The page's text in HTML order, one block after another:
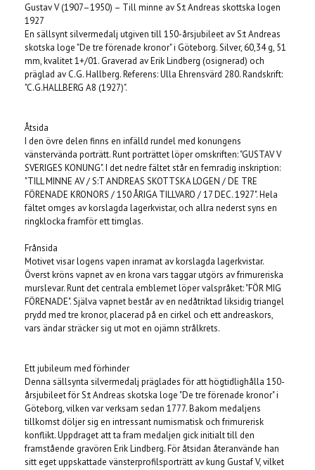
Gustav V (1907–1950) – Till minne av S:t Andreas skottska logen
1927
En sällsynt silvermedalj utgiven till 150-årsjubileet av S:t Andreas
skotska loge "De tre förenade kronor" i Göteborg. Silver, 60,34 g, 51
mm, kvalitet 1+/01. Graverad av Erik Lindberg (osignerad) och
präglad av C.G. Hallberg. Referens: Ulla Ehrensvärd 280. Randskrift:
"C.G.HALLBERG A8 (1927)".
Åtsida
I den övre delen finns en infälld rundel med konungens
vänstervända porträtt. Runt porträttet löper omskriften: "GUSTAV V
SVERIGES KONUNG". I det nedre fältet står en femradig inskription:
"TILL MINNE AV / S:T ANDREAS SKOTTSKA LOGEN / DE TRE
FÖRENADE KRONORS / 150 ÅRIGA TILLVARO / 17 DEC. 1927". Hela
fältet omges av korslagda lagerkvistar, och allra nederst syns en
ringklocka framför ett timglas.
Frånsida
Motivet visar logens vapen inramat av korslagda lagerkvistar.
Överst kröns vapnet av en krona vars taggar utgörs av frimureriska
murslevar. Runt det centrala emblemet löper valspråket: "FÖR MIG
FÖRENADE". Själva vapnet består av en nedåtriktad liksidig triangel
prydd med tre kronor, placerad på en cirkel och ett andreaskors,
vars ändar sträcker sig ut mot en ojämn strålkrets.
Ett jubileum med förhinder
Denna sällsynta silvermedalj präglades för att högtidlighålla 150-
årsjubileet för S:t Andreas skotska loge "De tre förenade kronor" i
Göteborg, vilken var verksam sedan 1777. Bakom medaljens
tillkomst döljer sig en intressant numismatisk och frimurerisk
konflikt. Uppdraget att ta fram medaljen gick initialt till den
framstående gravören Erik Lindberg. För åtsidan återanvände han
sitt eget uppskattade vänsterprofilsporträtt av kung Gustaf V, vilket